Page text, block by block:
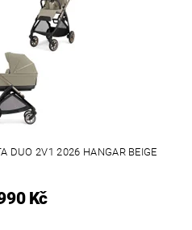
DUO 2V1 2026 HANGAR BEIGE
Kč